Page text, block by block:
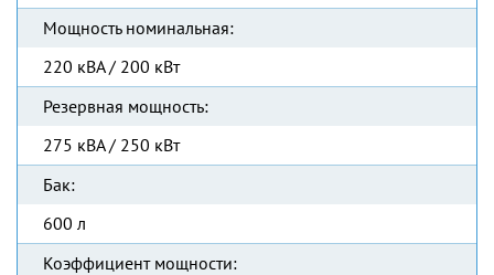
Мощность номинальная:
220 кВА / 200 кВт
Резервная мощность:
275 кВА / 250 кВт
Бак:
600 л
Коэффициент мощности: